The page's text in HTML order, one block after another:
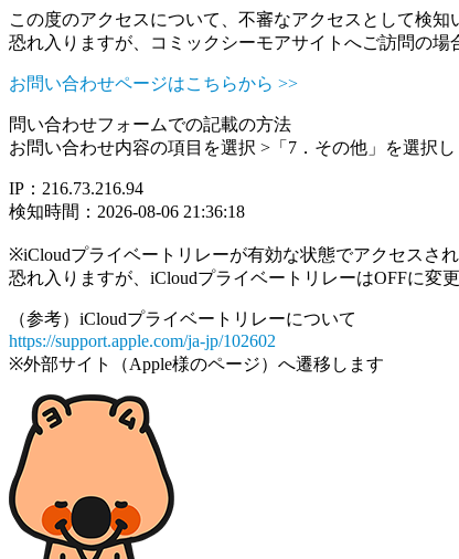
この度のアクセスについて、不審なアクセスとして検知
恐れ入りますが、コミックシーモアサイトへご訪問の
お問い合わせページはこちらから >>
問い合わせフォームでの記載の方法
お問い合わせ内容の項目を選択 >「7．その他」を選択
IP：216.73.216.94
検知時間：2026-08-06 21:36:18
※iCloudプライベートリレーが有効な状態でアクセスさ
恐れ入りますが、iCloudプライベートリレーはOFFに変
（参考）iCloudプライベートリレーについて
https://support.apple.com/ja-jp/102602
※外部サイト（Apple様のページ）へ遷移します